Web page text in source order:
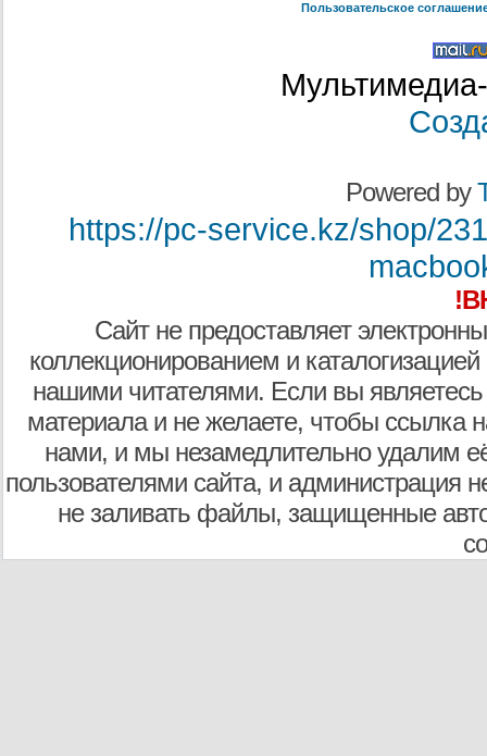
Пользовательское
Powered by
https://pc-service.kz/shop/
Сайт не предоставляет
коллекционированием и
нашими читателями. Если вы являетесь
материала и не желаете, чтобы ссылка
нами, и мы незамедлительно удалим
пользователями сайта, и администрация
не заливать файлы, защищенные